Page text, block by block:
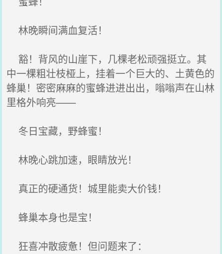
林晚瞬间满血复活！
豁！背风的山崖下，几棵老松顽强挺立。其
中一棵粗壮枝桠上，挂着一个巨大的、土黄色的
蜂巢！密密麻麻的蜜蜂进进出出，嗡嗡声在山林
里格外响亮——
冬日宝藏，野蜂蜜！
林晚心跳加速，眼睛放光！
真正的硬通货！城里能卖大价钱！
蜂巢本身也是宝！
狂喜冲散疲惫！但问题来了：